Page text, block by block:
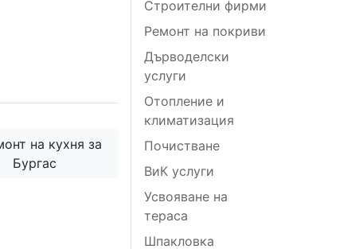
на кухня за
Бургас
Строителни фирми
Ремонт на покриви
Дърводелски
услуги
Отопление и
климатизация
Почистване
ВиК услуги
Усвояване на
тераса
Шпакловка